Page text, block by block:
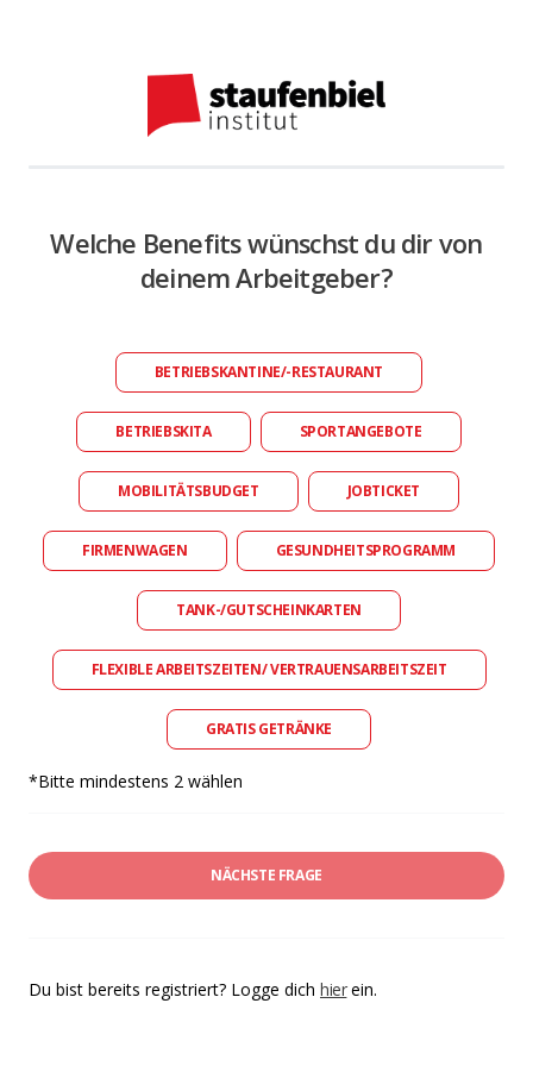
Welche Benefits wünschst du dir von
deinem Arbeitgeber?
BETRIEBSKANTINE/-RESTAURANT
BETRIEBSKITA SPORTANGEBOTE
MOBILITÄTSBUDGET JOBTICKET
FIRMENWAGEN GESUNDHEITSPROGRAMM
TANK-/GUTSCHEINKARTEN
FLEXIBLE ARBEITSZEITEN/ VERTRAUENSARBEITSZEIT
GRATIS GETRÄNKE
*Bitte mindestens 2 wählen
NÄCHSTE FRAGE
Du bist bereits registriert? Logge dich hierein.